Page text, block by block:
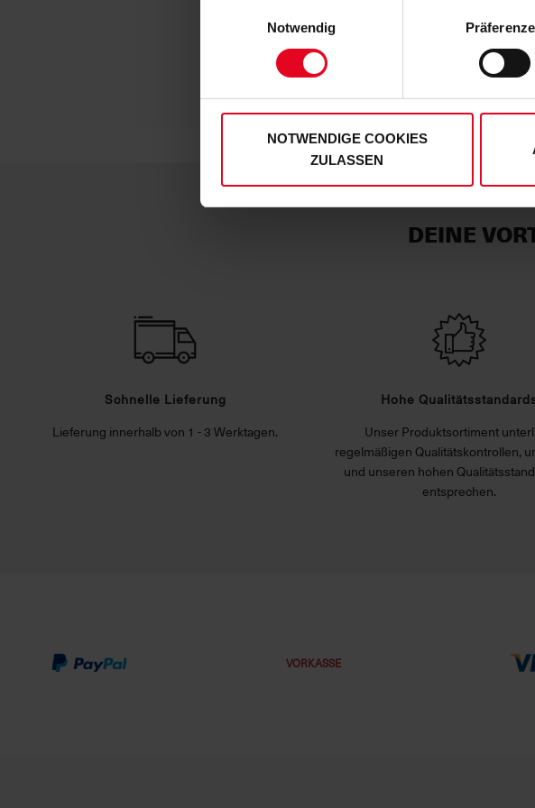
personenbezogenen Daten für die unten jeweils
Soweit Sie „Notwendige Cookies“ auswählen,
Notwendig
NOTWENDIGE COOKIES
ZULASSEN
DEINE
Schnelle Lieferung
Lieferung innerhalb von 1 - 3 Werktagen.
Hohe
Unser Produktsortiment
regelmäßigen Qualitätskontrollen,
und unseren hohen
entsprechen.
VORKASSE